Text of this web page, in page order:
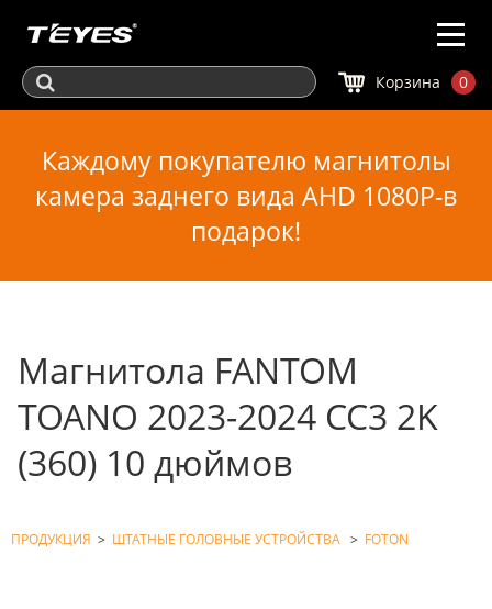
Корзина 0
Каждому покупателю магнитолы
камера заднего вида AHD 1080P-в
подарок!
Магнитола FANTOM
TOANO 2023-2024 CC3 2K
(360) 10 дюймов
ПРОДУКЦИЯ > ШТАТНЫЕ ГОЛОВНЫЕ УСТРОЙСТВА > FOTON